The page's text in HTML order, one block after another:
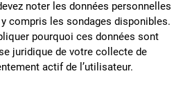
noter les données personnelles
compris les sondages disponibles.
pourquoi ces données sont
juridique de votre collecte de
actif de l’utilisateur.